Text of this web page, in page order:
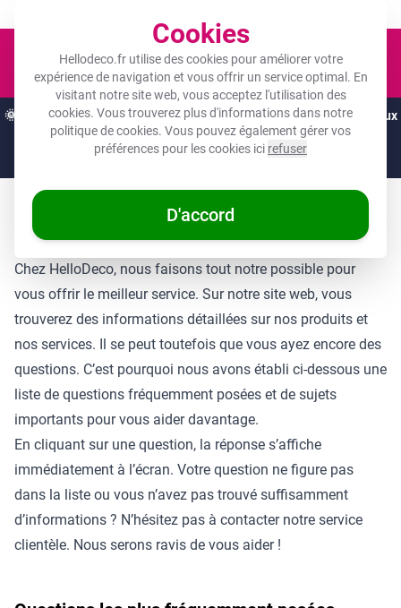
Cookies
Hellodeco.fr utilise des cookies pour améliorer votre
expérience de navigation et vous offrir un service optimal. En
visitant notre site web, vous acceptez l'utilisation des
cookies. Vous trouverez plus d'informations dans notre
politique de cookies. Vous pouvez également gérer vos
préférences pour les cookies ici refuser
D'accord
🌞 OFFRES D'ÉTÉ :Les meilleures remises de l'année sur vos cadeaux
préférés ! 🌞
Juste 34:11
À propos de HelloDeco
Chez HelloDeco, nous faisons tout notre possible pour
vous offrir le meilleur service. Sur notre site web, vous
trouverez des informations détaillées sur nos produits et
nos services. Il se peut toutefois que vous ayez encore des
questions. C’est pourquoi nous avons établi ci-dessous une
liste de questions fréquemment posées et de sujets
importants pour vous aider davantage.
En cliquant sur une question, la réponse s’affiche
immédiatement à l’écran. Votre question ne figure pas
dans la liste ou vous n’avez pas trouvé suffisamment
d’informations ? N’hésitez pas à contacter notre service
clientèle. Nous serons ravis de vous aider !